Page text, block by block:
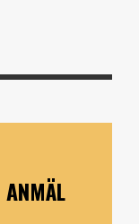
ANMÄL